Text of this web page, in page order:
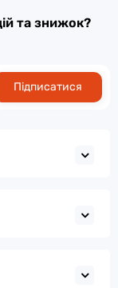
та знижок?
Підписатися